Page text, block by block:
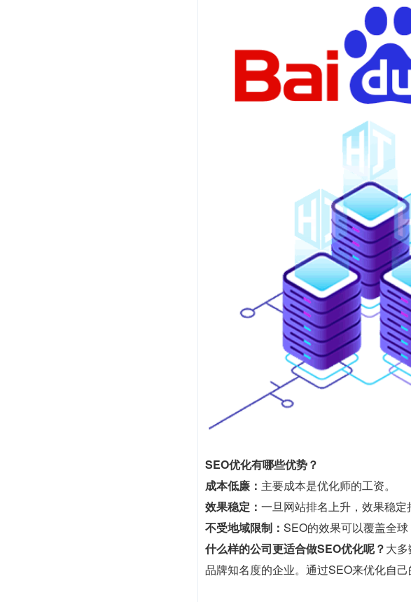
SEO优化有哪些优势？
成本低廉： 主要成本是优化师的工资。
效果稳定： 一旦网站排名上升，效果稳定
不受地域限制： SEO的效果可以覆盖全球
什么样的公司更适合做SEO优化呢？大
品牌知名度的企业。通过SEO来优化自己